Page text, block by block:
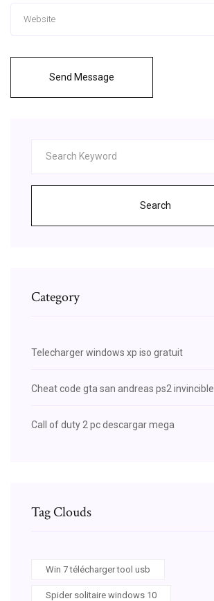
Send Message
Search
Category
Telecharger windows xp iso gratuit
Cheat code gta san andreas ps2 invincible
Call of duty 2 pc descargar mega
Tag Clouds
Win 7 télécharger tool usb
Spider solitaire windows 10